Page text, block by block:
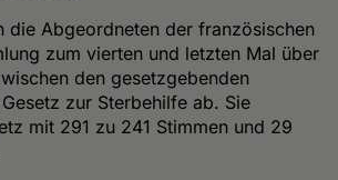
die Abgeordneten der französischen
zum vierten und letzten Mal über
den gesetzgebenden
zur Sterbehilfe ab. Sie
mit 291 zu 241 Stimmen und 29